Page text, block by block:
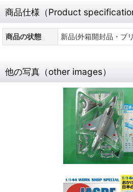
商品仕様（Product
商品の状態 新品(外箱開封品・ブ
他の写真（other images）